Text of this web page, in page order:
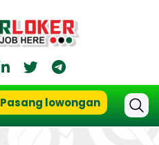
Pasang lowongan